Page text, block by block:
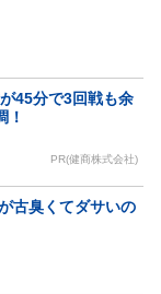
45分で3回戦も余
！
PR(健商株式会社)
古臭くてダサいの